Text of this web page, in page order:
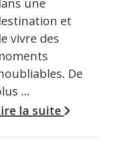
une
et
vivre des
De
…
la suite